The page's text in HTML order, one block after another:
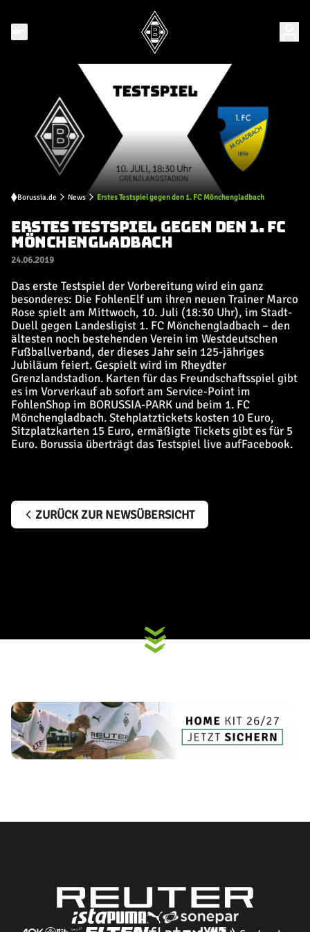
Borussia.de News Erstes Testspiel gegen den 1. FC Mönchengladbach
ERSTES TESTSPIEL GEGEN DEN 1. FC
MÖNCHENGLADBACH
24.06.2019
Das erste Testspiel der Vorbereitung wird ein ganz
besonderes: Die FohlenElf um ihren neuen Trainer Marco
Rose spielt am Mittwoch, 10. Juli (18:30 Uhr), im Stadt-
Duell gegen Landesligist 1. FC Mönchengladbach – den
ältesten noch bestehenden Verein im Westdeutschen
Fußballverband, der dieses Jahr sein 125-jähriges
Jubiläum feiert. Gespielt wird im Rheydter
Grenzlandstadion. Karten für das Freundschaftsspiel gibt
es im Vorverkauf ab sofort am Service-Point im
FohlenShop im BORUSSIA-PARK und beim 1. FC
Mönchengladbach. Stehplatztickets kosten 10 Euro,
Sitzplatzkarten 15 Euro, ermäßigte Tickets gibt es für 5
Euro. Borussia überträgt das Testspiel live aufFacebook.
ZURÜCK ZUR NEWSÜBERSICHT